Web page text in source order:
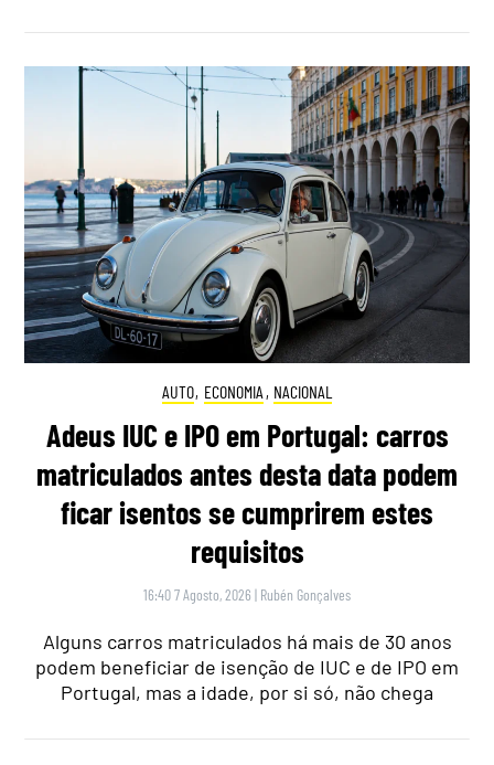
AUTO, ECONOMIA , NACIONAL
Adeus IUC e IPO em Portugal: carros
matriculados antes desta data podem
ficar isentos se cumprirem estes
requisitos
16:40 7 Agosto, 2026 | Rubén Gonçalves
Alguns carros matriculados há mais de 30 anos
podem beneficiar de isenção de IUC e de IPO em
Portugal, mas a idade, por si só, não chega